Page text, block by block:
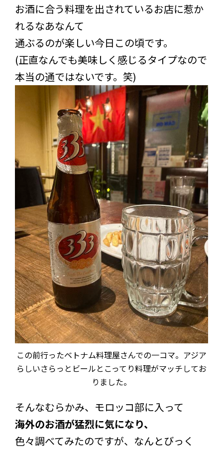
お酒に合う料理を出されているお店に惹か
れるなあなんて
通ぶるのが楽しい今日この頃です。
(正直なんでも美味しく感じるタイプなので
本当の通ではないです。笑)
この前行ったベトナム料理屋さんでの一コマ。アジア
らしいさらっとビールとこってり料理がマッチしてお
りました。
そんなむらかみ、モロッコ部に入って
海外のお酒が猛烈に気になり、
色々調べてみたのですが、なんとびっく